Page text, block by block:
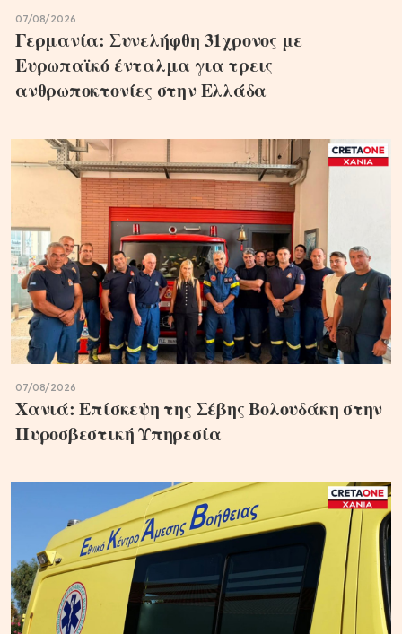
07/08/2026
Γερμανία: Συνελήφθη 31χρονος με
Ευρωπαϊκό ένταλμα για τρεις
ανθρωποκτονίες στην Ελλάδα
07/08/2026
Χανιά: Επίσκεψη της Σέβης Βολουδάκη στην
Πυροσβεστική Υπηρεσία